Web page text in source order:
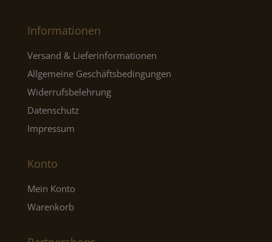
Informationen
Versand & Lieferinformationen
Allgemeine Geschäftsbedingungen
Widerrufsbelehrung
Datenschutz
Impressum
Konto
Mein Konto
Warenkorb